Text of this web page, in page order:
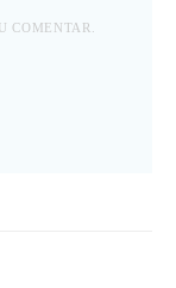
COMENTAR.